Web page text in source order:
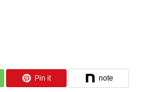
Pin it note